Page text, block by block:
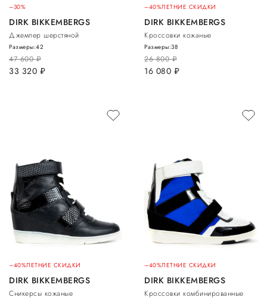
–30%
DIRK BIKKEMBERGS
Джемпер шерстяной
47 600руб.
33 320 руб.
Размеры:42
–40%ЛЕТНИЕ СКИДКИ
DIRK BIKKEMBERGS
Кроссовки кожаные
26 800руб.
16 080 руб.
Размеры:38
–40%ЛЕТНИЕ СКИДКИ
DIRK BIKKEMBERGS
Сникерсы кожаные
–40%ЛЕТНИЕ СКИДКИ
DIRK BIKKEMBERGS
Кроссовки комбинированные